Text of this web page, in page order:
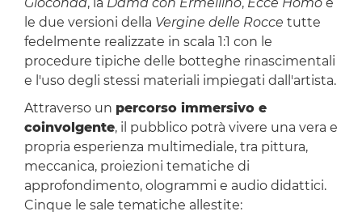
le due versioni della Vergine delle Rocce tutte
fedelmente realizzate in scala 1:1 con le
procedure tipiche delle botteghe rinascimentali
e l'uso degli stessi materiali impiegati dall'artista.
Attraverso un percorso immersivo e
coinvolgente, il pubblico potrà vivere una vera e
propria esperienza multimediale, tra pittura,
meccanica, proiezioni tematiche di
approfondimento, ologrammi e audio didattici.
Cinque le sale tematiche allestite: